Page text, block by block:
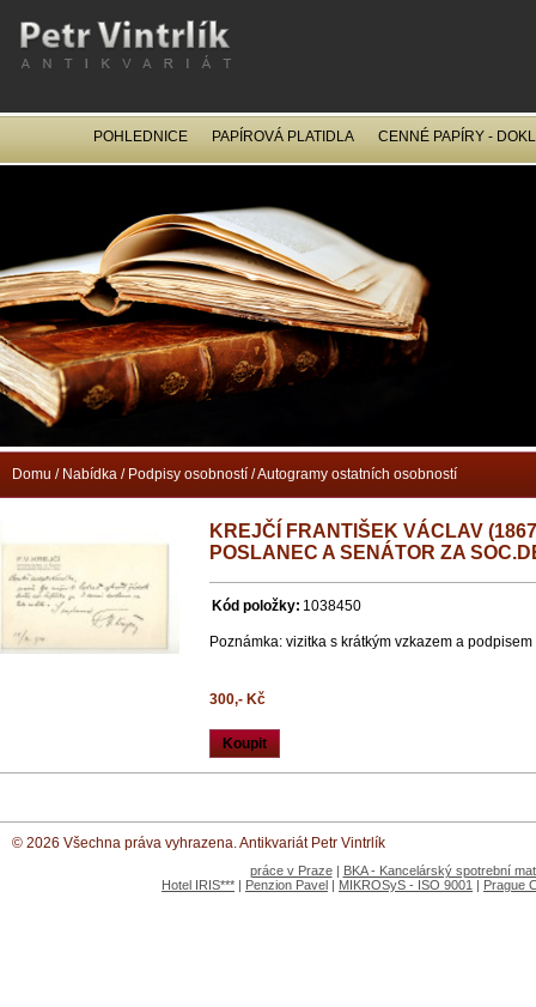
KREJČÍ FRANTIŠEK VÁCLAV
POSLANEC A SENÁTOR ZA
Kód položky: 1038450
Poznámka: vizitka s krátkým vzkazem a
300,- Kč
Koupit
POHLEDNICE PAPÍROVÁ PLATIDLA CENNÉ PAPÍRY -
Domu / Nabídka / Podpisy osobností /Autogramy ostatních osobností
© 2026 Všechna práva vyhrazena. Antikvariát Petr Vintrlík
práce v Praze | BKA - Kancelárský spotrební
Hotel IRIS*** | Penzion Pavel | MIKROSyS - ISO 9001 | Prague